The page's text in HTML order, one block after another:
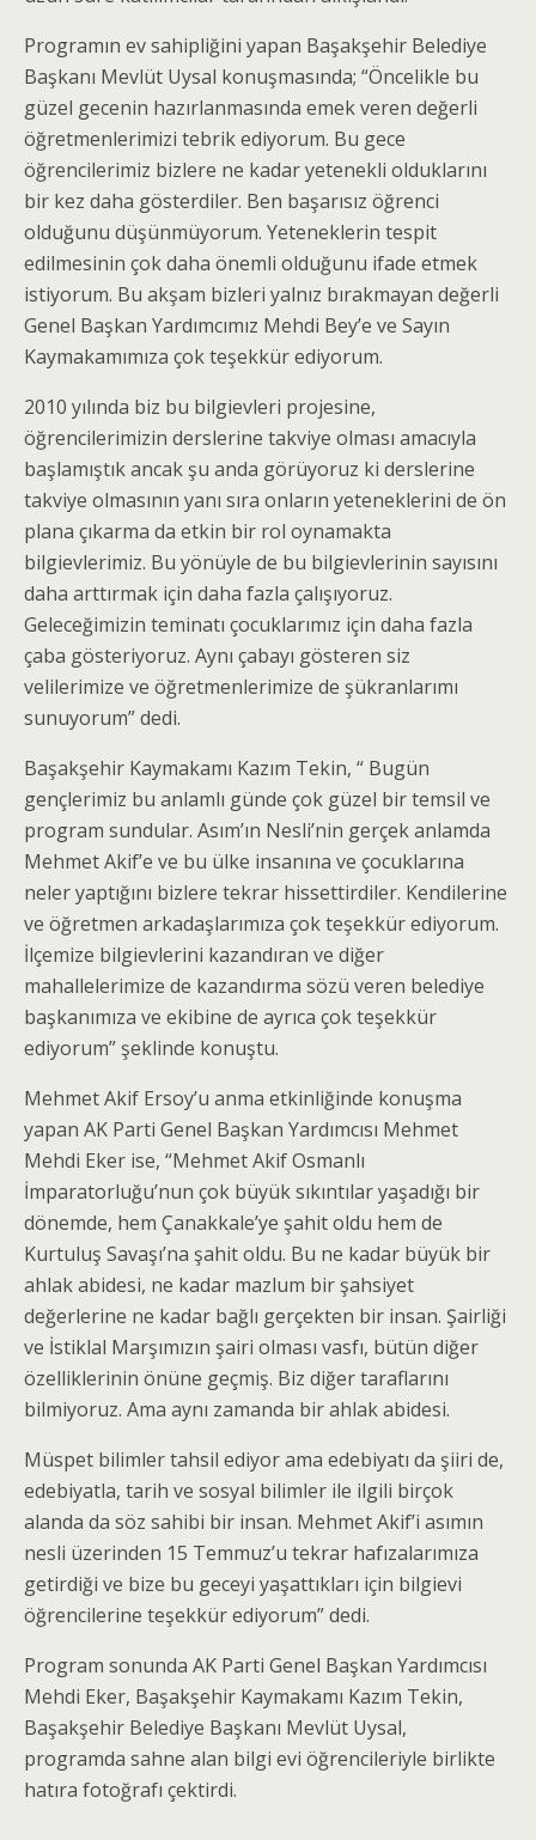
Programın ev sahipliğini yapan Başakşehir Belediye
Başkanı Mevlüt Uysal konuşmasında; “Öncelikle bu
güzel gecenin hazırlanmasında emek veren değerli
öğretmenlerimizi tebrik ediyorum. Bu gece
öğrencilerimiz bizlere ne kadar yetenekli olduklarını
bir kez daha gösterdiler. Ben başarısız öğrenci
olduğunu düşünmüyorum. Yeteneklerin tespit
edilmesinin çok daha önemli olduğunu ifade etmek
istiyorum. Bu akşam bizleri yalnız bırakmayan değerli
Genel Başkan Yardımcımız Mehdi Bey’e ve Sayın
Kaymakamımıza çok teşekkür ediyorum.
2010 yılında biz bu bilgievleri projesine,
öğrencilerimizin derslerine takviye olması amacıyla
başlamıştık ancak şu anda görüyoruz ki derslerine
takviye olmasının yanı sıra onların yeteneklerini de ön
plana çıkarma da etkin bir rol oynamakta
bilgievlerimiz. Bu yönüyle de bu bilgievlerinin sayısını
daha arttırmak için daha fazla çalışıyoruz.
Geleceğimizin teminatı çocuklarımız için daha fazla
çaba gösteriyoruz. Aynı çabayı gösteren siz
velilerimize ve öğretmenlerimize de şükranlarımı
sunuyorum” dedi.
Başakşehir Kaymakamı Kazım Tekin, “ Bugün
gençlerimiz bu anlamlı günde çok güzel bir temsil ve
program sundular. Asım’ın Nesli’nin gerçek anlamda
Mehmet Akif’e ve bu ülke insanına ve çocuklarına
neler yaptığını bizlere tekrar hissettirdiler. Kendilerine
ve öğretmen arkadaşlarımıza çok teşekkür ediyorum.
İlçemize bilgievlerini kazandıran ve diğer
mahallelerimize de kazandırma sözü veren belediye
başkanımıza ve ekibine de ayrıca çok teşekkür
ediyorum” şeklinde konuştu.
Mehmet Akif Ersoy’u anma etkinliğinde konuşma
yapan AK Parti Genel Başkan Yardımcısı Mehmet
Mehdi Eker ise, “Mehmet Akif Osmanlı
İmparatorluğu’nun çok büyük sıkıntılar yaşadığı bir
dönemde, hem Çanakkale’ye şahit oldu hem de
Kurtuluş Savaşı’na şahit oldu. Bu ne kadar büyük bir
ahlak abidesi, ne kadar mazlum bir şahsiyet
değerlerine ne kadar bağlı gerçekten bir insan. Şairliği
ve İstiklal Marşımızın şairi olması vasfı, bütün diğer
özelliklerinin önüne geçmiş. Biz diğer taraflarını
bilmiyoruz. Ama aynı zamanda bir ahlak abidesi.
Müspet bilimler tahsil ediyor ama edebiyatı da şiiri de,
edebiyatla, tarih ve sosyal bilimler ile ilgili birçok
alanda da söz sahibi bir insan. Mehmet Akif’i asımın
nesli üzerinden 15 Temmuz’u tekrar hafızalarımıza
getirdiği ve bize bu geceyi yaşattıkları için bilgievi
öğrencilerine teşekkür ediyorum” dedi.
Program sonunda AK Parti Genel Başkan Yardımcısı
Mehdi Eker, Başakşehir Kaymakamı Kazım Tekin,
Başakşehir Belediye Başkanı Mevlüt Uysal,
programda sahne alan bilgi evi öğrencileriyle birlikte
hatıra fotoğrafı çektirdi.